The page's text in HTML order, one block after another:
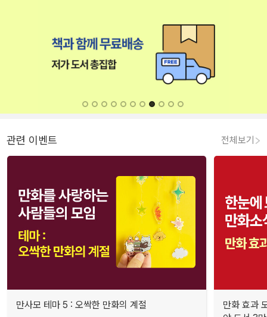
관련 이벤트 전체보기
만사모 테마 5 : 오싹한 만화의 계절
만화 효과